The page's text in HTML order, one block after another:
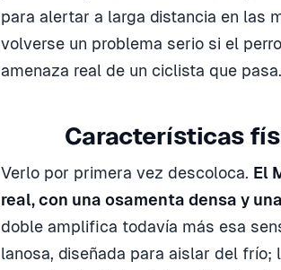
para alertar a larga distancia en las
volverse un problema serio si el
amenaza real de un ciclista que pasa.
Características
Verlo por primera vez descoloca. El
real, con una osamenta densa y
doble amplifica todavía más esa
lanosa, diseñada para aislar del